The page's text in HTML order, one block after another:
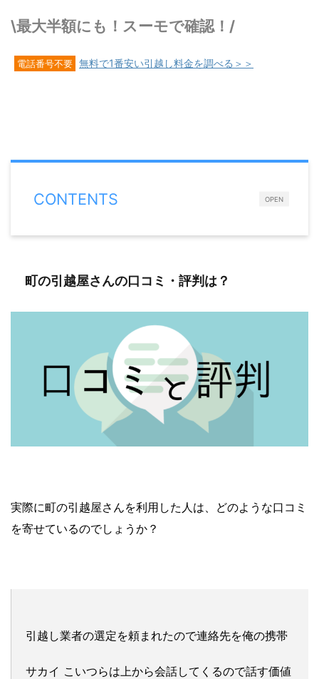
\最大半額にも！スーモで確認！/
電話番号不要 無料で1番安い引越し料金を調べる＞＞
OPEN
CONTENTS
町の引越屋さんの口コミ・評判は？
実際に町の引越屋さんを利用した人は、どのような口コミ
を寄せているのでしょうか？
引越し業者の選定を頼まれたので連絡先を俺の携帯
サカイ こいつらは上から会話してくるので話す価値